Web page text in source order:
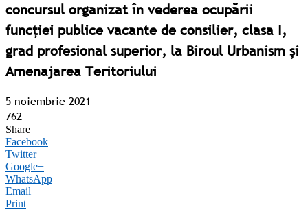
concursul organizat în vederea ocupării
funcţiei publice vacante de consilier, clasa I,
grad profesional superior, la Biroul Urbanism și
Amenajarea Teritoriului
5 noiembrie 2021
762
Share
Facebook
Twitter
Google+
WhatsApp
Email
Print